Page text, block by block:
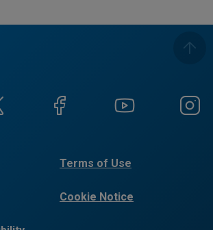
Terms of Use
Cookie Notice